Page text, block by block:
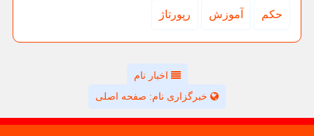
حكم آموزش رپورتاژ
اخبار نام
خبرگزاری نام: صفحه اصلی